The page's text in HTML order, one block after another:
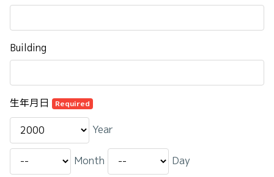
Building
生年月日 Required
Year
Month Day